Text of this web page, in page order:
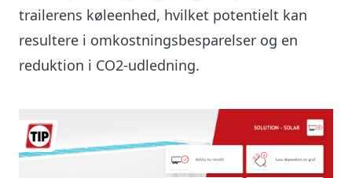
trailerens køleenhed, hvilket potentielt kan
resultere i omkostningsbesparelser og en
reduktion i CO2-udledning.